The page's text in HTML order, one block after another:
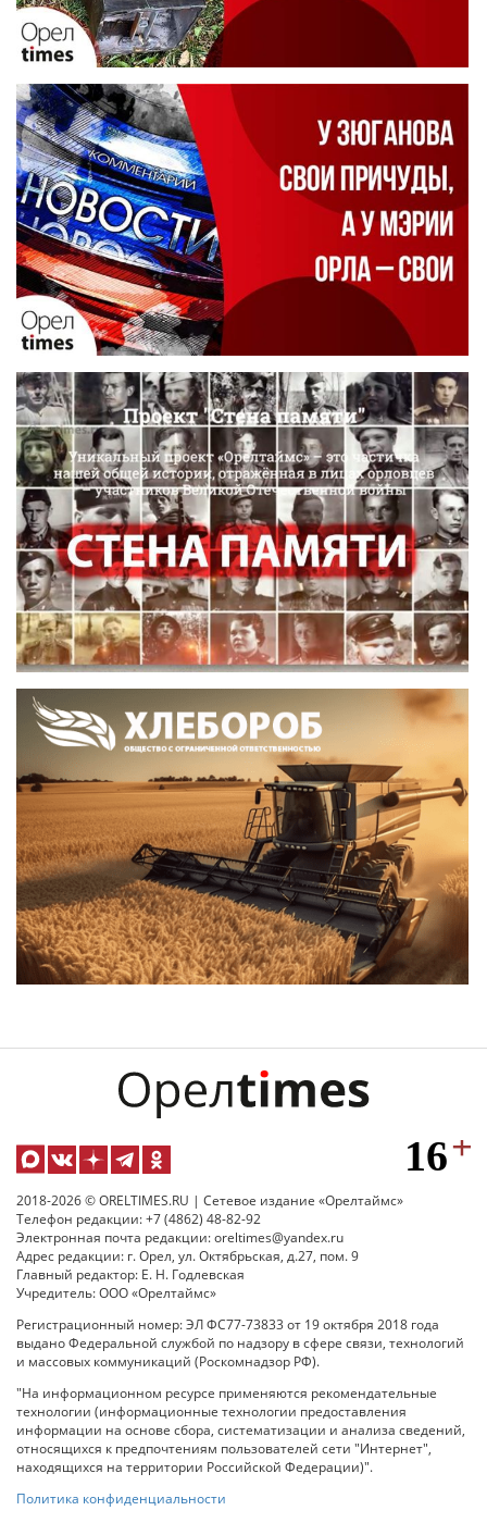
2018-2026 © ORELTIMES.RU | Сетевое издание «Орелтаймс»
Телефон редакции: +7 (4862) 48-82-92
Электронная почта редакции: oreltimes@yandex.ru
Адрес редакции: г. Орел, ул. Октябрьская, д.27, пом. 9
Главный редактор: Е. Н. Годлевская
Учредитель: ООО «Орелтаймс»
Регистрационный номер: ЭЛ ФС77-73833 от 19 октября 2018 года
выдано Федеральной службой по надзору в сфере связи, технологий
и массовых коммуникаций (Роскомнадзор РФ).
"На информационном ресурсе применяются рекомендательные
технологии (информационные технологии предоставления
информации на основе сбора, систематизации и анализа сведений,
относящихся к предпочтениям пользователей сети "Интернет",
находящихся на территории Российской Федерации)".
Политика конфиденциальности